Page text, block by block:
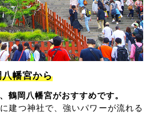
幡宮から
鶴岡八幡宮がおすすめです。
建つ神社で、強いパワーが流れる